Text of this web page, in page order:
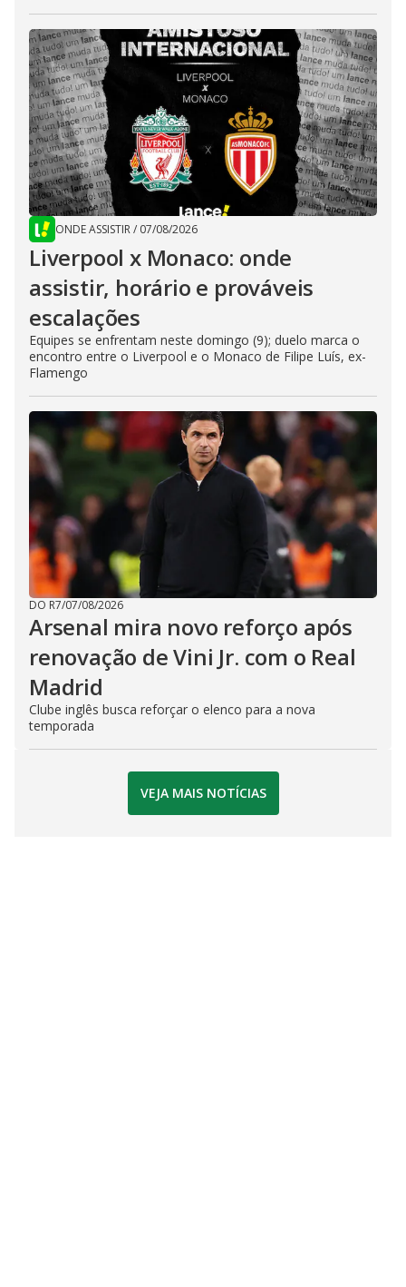
ONDE ASSISTIR/ 07/08/2026
Liverpool x Monaco: onde
assistir, horário e prováveis
escalações
Equipes se enfrentam neste domingo (9); duelo marca o
encontro entre o Liverpool e o Monaco de Filipe Luís, ex-
Flamengo
DO R7/07/08/2026
Arsenal mira novo reforço após
renovação de Vini Jr. com o Real
Madrid
Clube inglês busca reforçar o elenco para a nova
temporada
VEJA MAIS NOTÍCIAS